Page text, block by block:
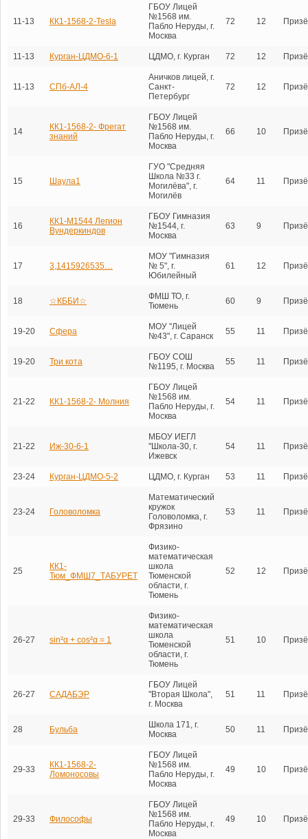
11-13 КК1-1568-2-Tesla
ГБОУ Лицей
№1568 им.
Пабло Неруды, г.
Москва
72 12
11-13 Курган-ЦДМО-6-1 ЦДМО, г. Курган 72 12
11-13 СПб-АЛ-4
Аничков лицей, г.
Санкт-
Петербург
72 12
14
КК1-1568-2- Фрегат
знаний
ГБОУ Лицей
№1568 им.
Пабло Неруды, г.
Москва
66 10
15 Шаула1
ГУО "Средняя
Школа №33 г.
Могилёва", г.
Могилёв
64 11
16
КК1-М1544 Легион
Вундеркиндов
ГБОУ Гимназия
№1544, г.
Москва
63 9
17 3,1415926535…
МОУ "Гимназия
№ 5", г.
Юбилейный
61 12
18 ☆КББИ☆
ФМШ ТО, г.
Тюмень
60 9
19-20 Сфера
МОУ "Лицей
№43", г. Саранск
55 11
19-20 Три кота
ГБОУ СОШ
№1195, г. Москва
55 11
21-22 КК1-1568-2- Молния
ГБОУ Лицей
№1568 им.
Пабло Неруды, г.
Москва
54 11
21-22 Иж-30-6-1
МБОУ ИЕГЛ
"Школа-30, г.
Ижевск
54 11
23-24 Курган-ЦДМО-5-2 ЦДМО, г. Курган 53 11
23-24 Головоломка
Математический
кружок
Головоломка, г.
Фрязино
53 11
25
КК1-
Тюм_ФМШ7_ТАБУРЕТ
Физико-
математическая
школа
Тюменской
области, г.
Тюмень
52 12
26-27 sin²α + cos²α = 1
Физико-
математическая
школа
Тюменской
области, г.
Тюмень
51 10
26-27 САДАБЭР
ГБОУ Лицей
"Вторая Школа",
г. Москва
51 11
28 Бульба
Школа 171, г.
Москва
50 11
29-33
КК1-1568-2-
Ломоносовы
ГБОУ Лицей
№1568 им.
Пабло Неруды, г.
Москва
49 10
29-33 Философы
ГБОУ Лицей
№1568 им.
Пабло Неруды, г.
Москва
49 10